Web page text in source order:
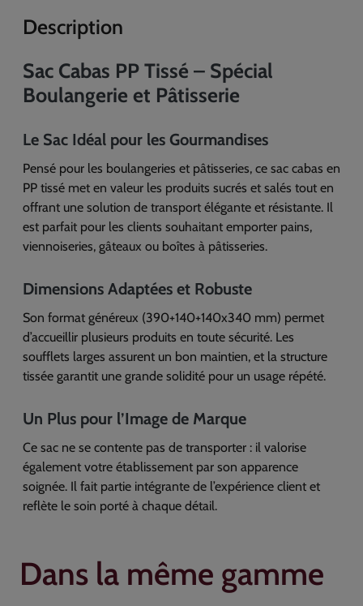
Description
Sac Cabas PP Tissé – Spécial
Boulangerie et Pâtisserie
Le Sac Idéal pour les Gourmandises
Pensé pour les boulangeries et pâtisseries, ce sac cabas en
PP tissé met en valeur les produits sucrés et salés tout en
offrant une solution de transport élégante et résistante. Il
est parfait pour les clients souhaitant emporter pains,
viennoiseries, gâteaux ou boîtes à pâtisseries.
Dimensions Adaptées et Robuste
Son format généreux (390+140+140x340 mm) permet
d’accueillir plusieurs produits en toute sécurité. Les
soufflets larges assurent un bon maintien, et la structure
tissée garantit une grande solidité pour un usage répété.
Un Plus pour l’Image de Marque
Ce sac ne se contente pas de transporter : il valorise
également votre établissement par son apparence
soignée. Il fait partie intégrante de l’expérience client et
reflète le soin porté à chaque détail.
Dans la même gamme